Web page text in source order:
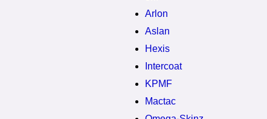
Arlon
Aslan
Hexis
Intercoat
KPMF
Mactac